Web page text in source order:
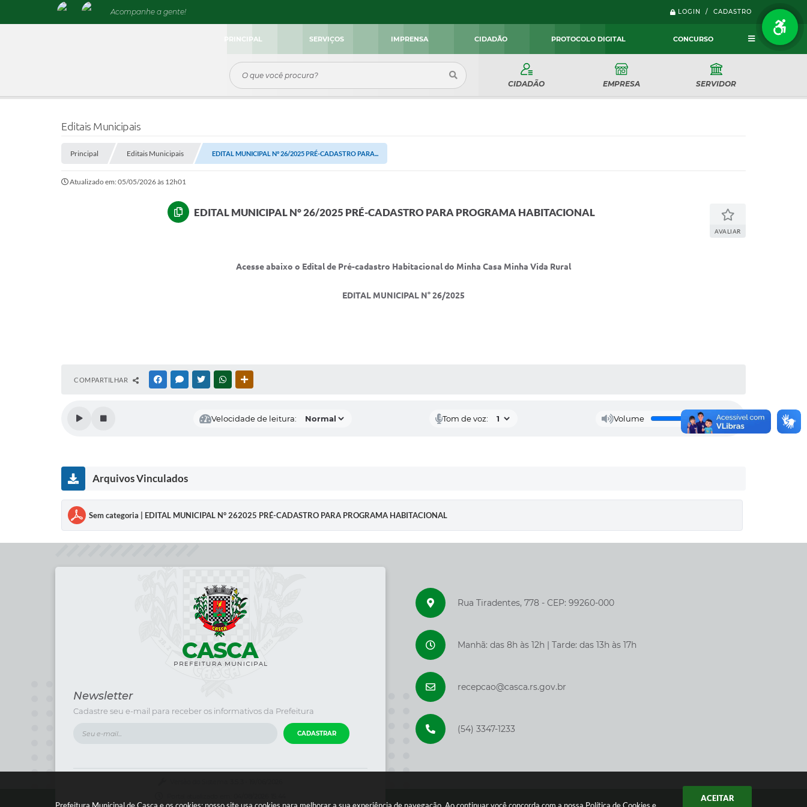
ACEITAR
LOGIN / CADASTRO
Acompanhe a gente!
PRINCIPAL SERVIÇOS IMPRENSA CIDADÃO PROTOCOLO DIGITAL CONCURSO
CIDADÃO EMPRESA SERVIDOR
Editais Municipais
Principal Editais Municipais EDITAL MUNICIPAL N° 26/2025 PRÉ-CADASTRO PARA...
Atualizado em: 05/05/2026 às 12h01
EDITAL MUNICIPAL N° 26/2025 PRÉ-CADASTRO PARA PROGRAMA HABITACIONAL
AVALIAR
Acesse abaixo o Edital de Pré-cadastro Habitacional do Minha Casa Minha Vida Rural
EDITAL MUNICIPAL N° 26/2025
COMPARTILHAR FACEBOOKMESSENGER
TWITTERWHATSAPP
Velocidade de leitura: Tom de voz: Volume
Arquivos Vinculados
Sem categoria | EDITAL MUNICIPAL N° 262025 PRÉ-CADASTRO PARA PROGRAMA HABITACIONAL
Newsletter
Cadastre seu e-mail para receber os informativos da Prefeitura
CADASTRAR
Rua Tiradentes, 778 - CEP: 99260-000
Manhã: das 8h às 12h | Tarde: das 13h às 17h
recepcao@casca.rs.gov.br
(54) 3347-1233